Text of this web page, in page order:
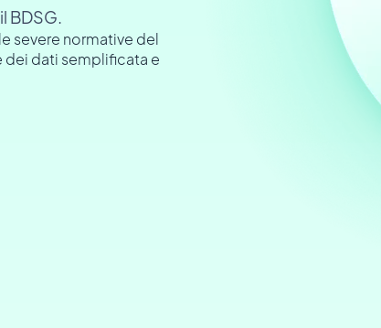
BDSG.
severe normative del
dati semplificata e